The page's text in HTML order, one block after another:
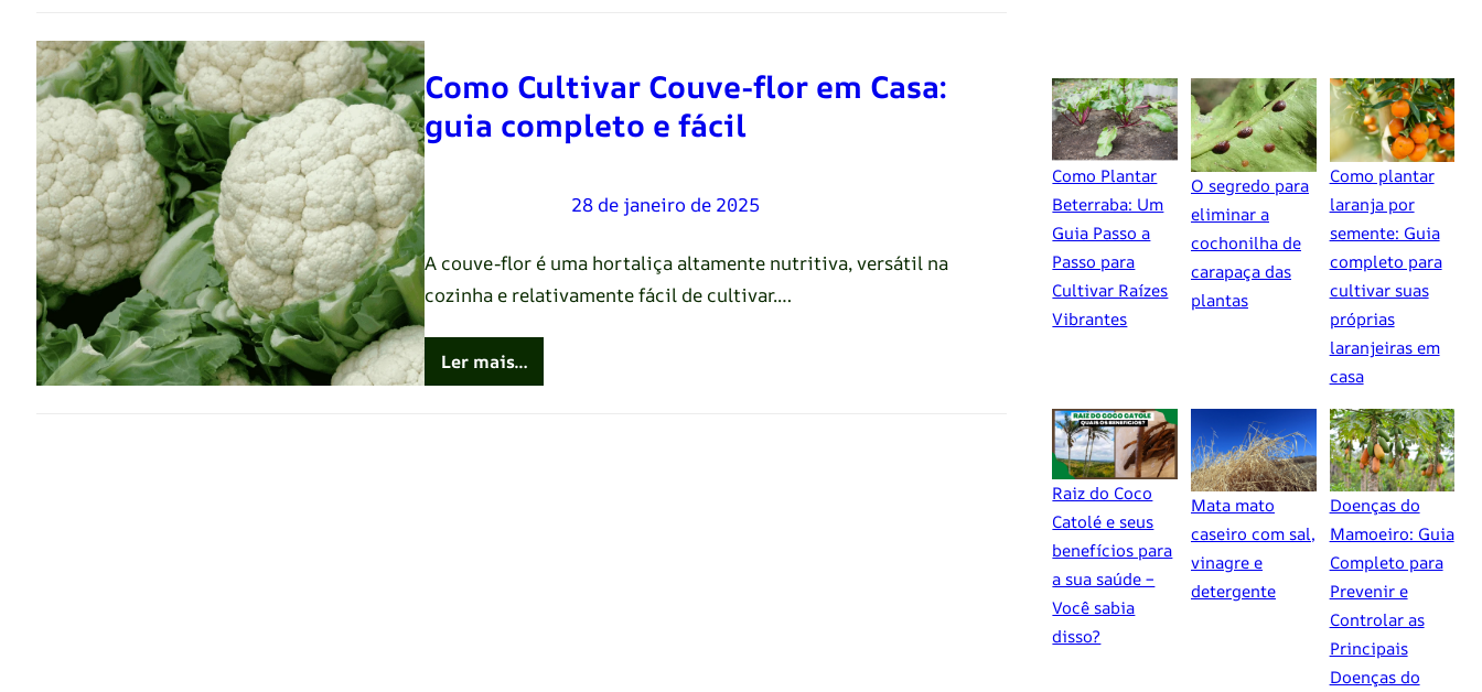
Como Cultivar Couve-flor em Casa:
guia completo e fácil
Renato Oliveira 28 de janeiro de 2025
A couve-flor é uma hortaliça altamente nutritiva, versátil na
cozinha e relativamente fácil de cultivar.…
Ler mais…
Como Plantar
Beterraba: Um
Guia Passo a
Passo para
Cultivar Raízes
Vibrantes
O segredo para
eliminar a
cochonilha de
carapaça das
plantas
Como plantar
laranja por
semente: Guia
completo para
cultivar suas
próprias
laranjeiras em
casa
Raiz do Coco
Catolé e seus
benefícios para
a sua saúde –
Você sabia
disso?
Mata mato
caseiro com sal,
vinagre e
detergente
Doenças do
Mamoeiro: Guia
Completo para
Prevenir e
Controlar as
Principais
Doenças do